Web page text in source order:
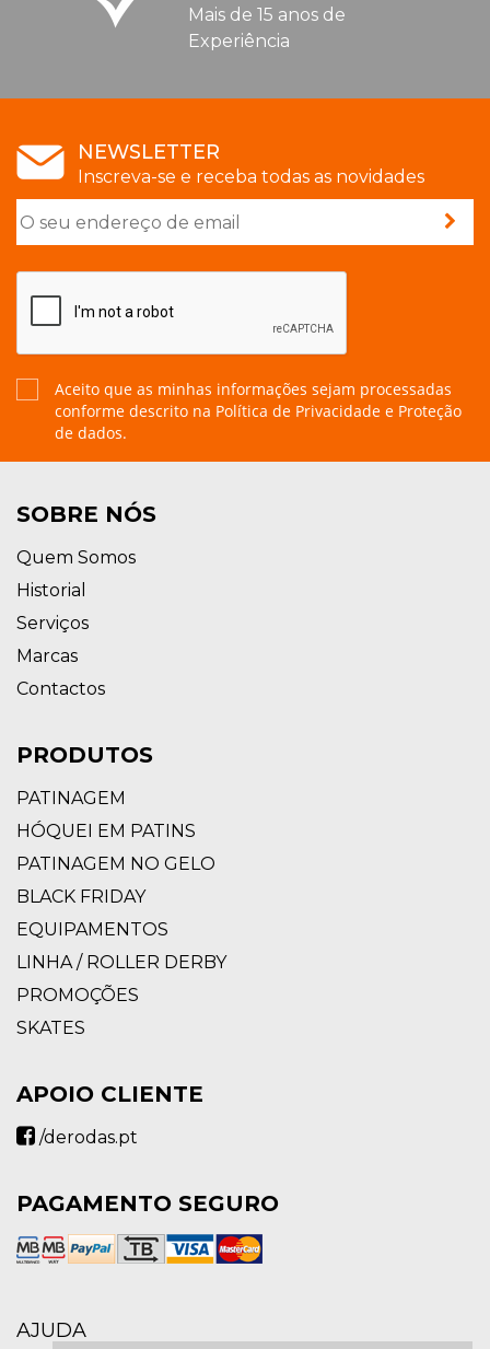
Mais de 15 anos de
Experiência
NEWSLETTER
Inscreva-se e receba todas as novidades
Aceito que as minhas informações sejam processadas
conforme descrito na Política de Privacidade e Proteção
de dados.
SOBRE NÓS
Quem Somos
Historial
Serviços
Marcas
Contactos
PRODUTOS
PATINAGEM
HÓQUEI EM PATINS
PATINAGEM NO GELO
BLACK FRIDAY
EQUIPAMENTOS
LINHA / ROLLER DERBY
PROMOÇÕES
SKATES
APOIO CLIENTE
/derodas.pt
PAGAMENTO SEGURO
AJUDA